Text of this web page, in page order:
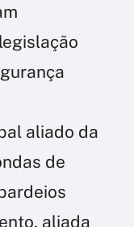
aliado da
de
aliada